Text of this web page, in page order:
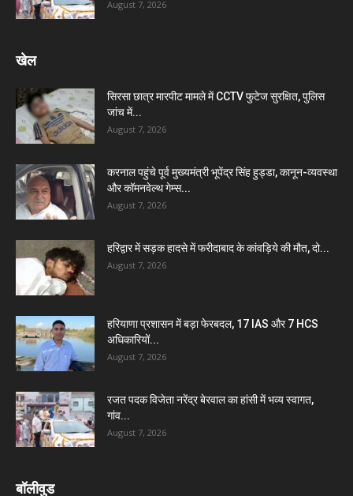
August 7, 2026
खेल
सिरसा छात्र मारपीट मामले में CCTV फुटेज सुरक्षित, पुलिस
जांच में...
August 7, 2026
करनाल पहुंचे पूर्व मुख्यमंत्री भूपेंद्र सिंह हुड्डा, कानून-व्यवस्था
और कॉमनवेल्थ गेम्स...
August 7, 2026
हरिद्वार में सड़क हादसे में फरीदाबाद के कांवड़िये की मौत, दो...
August 7, 2026
हरियाणा प्रशासन में बड़ा फेरबदल, 17 IAS और 7 HCS
अधिकारियों...
August 7, 2026
रजत पदक विजेता नरेंद्र बेरवाल का हांसी में भव्य स्वागत,
गांव...
August 7, 2026
बॉलीवुड